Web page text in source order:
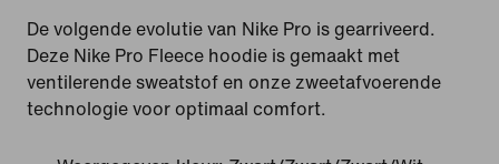
De volgende evolutie van Nike Pro is gearriveerd.
Deze Nike Pro Fleece hoodie is gemaakt met
ventilerende sweatstof en onze zweetafvoerende
technologie voor optimaal comfort.